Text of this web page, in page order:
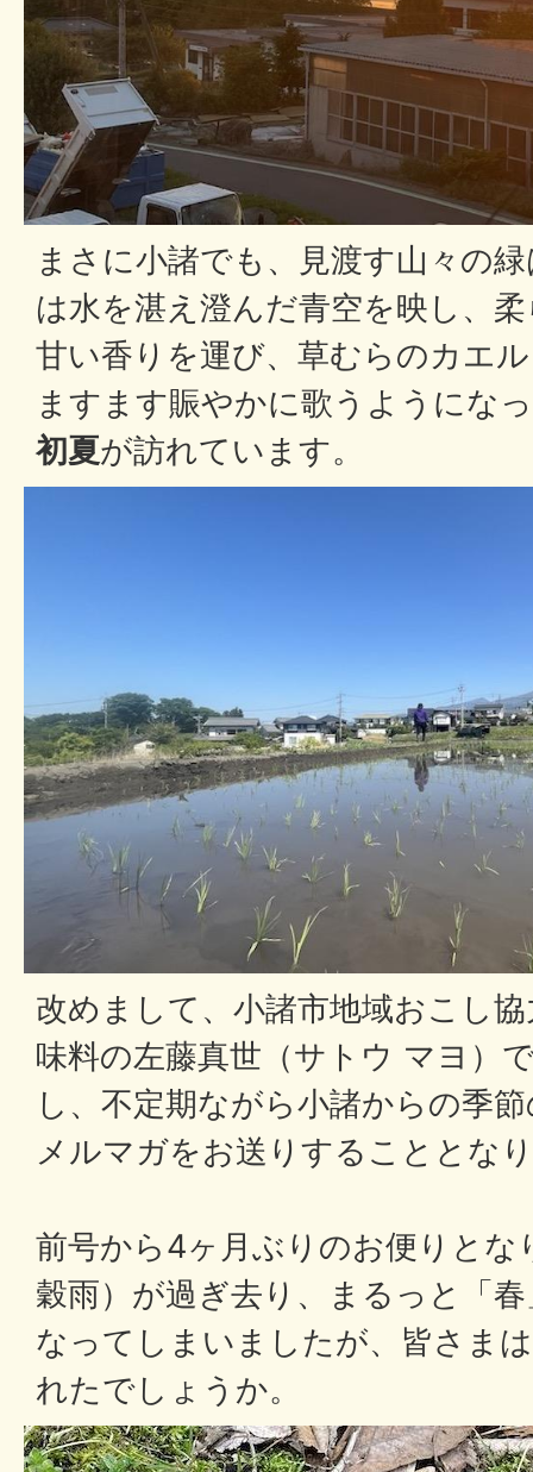
まさに小諸でも、見渡す山々の
は水を湛え澄んだ青空を映し、
甘い香りを運び、草むらのカエ
ますます賑やかに歌うようにな
初夏が訪れています。
改めまして、小諸市地域おこし
味料の左藤真世（サトウ マヨ）
し、不定期ながら小諸からの季
メルマガをお送りすることとな
前号から4ヶ月ぶりのお便りとな
穀雨）が過ぎ去り、まるっと「
なってしまいましたが、皆さま
れたでしょうか。